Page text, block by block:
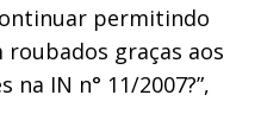
permitindo
graças aos
IN n° 11/2007?”,